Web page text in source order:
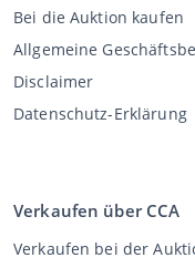
Bei die Auktion kaufen
Allgemeine
Disclaimer
Datenschutz-Erklärung
Verkaufen über CCA
Verkaufen bei der